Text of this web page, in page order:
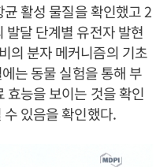
활성 물질을 확인했고 2
달 단계별 유전자 발현
의 분자 메커니즘의 기초
는 동물 실험을 통해 부
효능을 보이는 것을 확인
있음을 확인했다.